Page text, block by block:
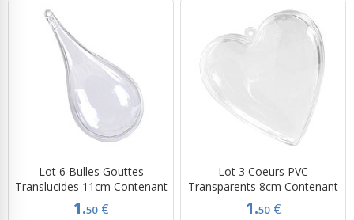
Lot 6 Bulles Gouttes
Translucides 11cm Contenant
1.50 €
Lot 3 Coeurs PVC
Transparents 8cm Contenant
1.50 €